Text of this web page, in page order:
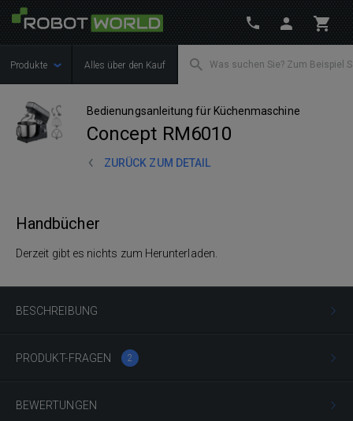
Produkte Alles über den Kauf
Bedienungsanleitung für Küchenmaschine
Concept RM6010
ZURÜCK ZUM DETAIL
BESCHREIBUNG
PRODUKT-FRAGEN 2
BEWERTUNGEN
Handbücher
Derzeit gibt es nichts zum Herunterladen.